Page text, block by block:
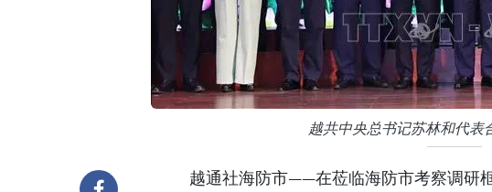
越共中央总书记苏林和代表
越通社海防市——在莅临海防市考察调研